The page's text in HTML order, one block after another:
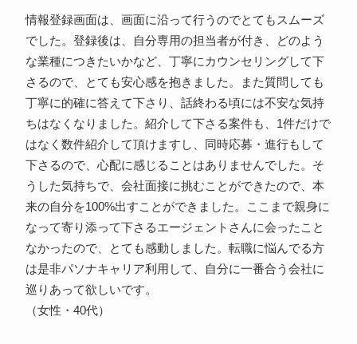
情報登録画面は、画面に沿って行うのでとてもスムーズ
でした。登録後は、自分専用の担当者が付き、どのよう
な業種につきたいかなど、丁寧にカウンセリングして下
さるので、とても安心感を抱きました。また質問しても
丁寧に的確に答えて下さり、話終わる頃には不安な気持
ちはなくなりました。紹介して下さる案件も、1件だけで
はなく数件紹介して頂けますし、同時応募・進行もして
下さるので、心配に感じることはありませんでした。そ
うした気持ちで、会社面接に挑むことができたので、本
来の自分を100%出すことができました。ここまで親身に
なって寄り添って下さるエージェントさんに会ったこと
なかったので、とても感動しました。転職に悩んでる方
は是非パソナキャリア利用して、自分に一番合う会社に
巡りあって欲しいです。
（女性・40代）